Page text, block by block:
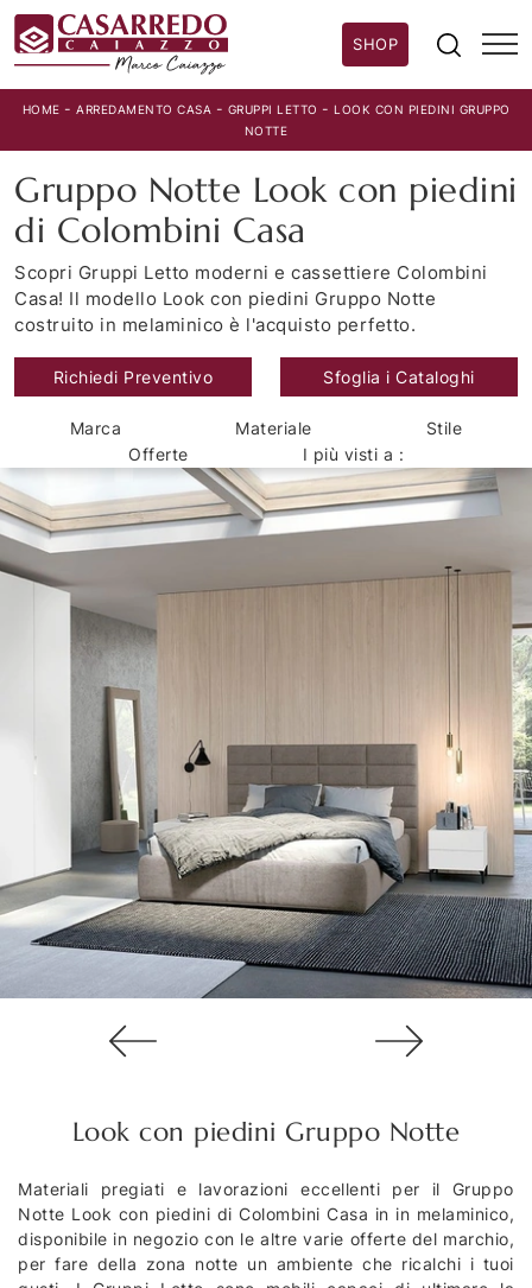
SHOP
HOME - ARREDAMENTO CASA - GRUPPI LETTO - LOOK CON PIEDINI GRUPPO
NOTTE
Gruppo Notte Look con piedini
di Colombini Casa
Scopri Gruppi Letto moderni e cassettiere Colombini
Casa! Il modello Look con piedini Gruppo Notte
costruito in melaminico è l'acquisto perfetto.
Richiedi Preventivo Sfoglia i Cataloghi
Marca Materiale
Stile
Offerte
I più visti a :
Look con piedini Gruppo Notte
Materiali pregiati e lavorazioni eccellenti per il Gruppo
Notte Look con piedini di Colombini Casa in in melaminico,
disponibile in negozio con le altre varie offerte del marchio,
per fare della zona notte un ambiente che ricalchi i tuoi